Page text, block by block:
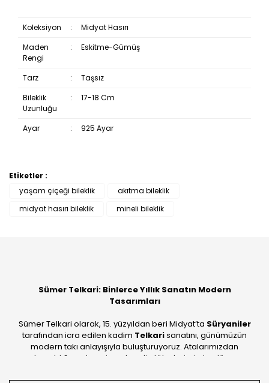
Koleksiyon :
Midyat Hasırı
Maden
Rengi
: Eskitme-Gümüş
Tarz :
Taşsız
Bileklik
Uzunluğu
: 17-18 Cm
Ayar : 925 Ayar
Bu ürüne ilk yorumu siz yapın!
Etiketler :
yaşam çiçeği bileklik
akıtma bileklik
midyat hasırı bileklik
mineli bileklik
Sümer Telkari: Binlerce Yıllık Sanatın Modern
Tasarımları
Sümer Telkari olarak, 15. yüzyıldan beri Midyat’ta Süryaniler
tarafından icra edilen kadim Telkarisanatını, günümüzün
modern takı anlayışıyla buluşturuyoruz. Atalarımızdan
devraldığımız bu mirası; kendi atölyelerimizde, dünya